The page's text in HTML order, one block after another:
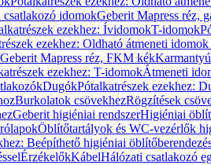
csatlakozó idomokGeberit Mapress réz,
ezekhez: ÍvidomokT-idomok
ezekhez: Oldható átmeneti
Mapress réz, FKM kék
ezekhez: T-idomokÁtmeneti
DugókPótalkatrészek ezekhez:
Burkolatok csövekhezRögzítések
Geberit higiéniai rendszerHigiéniai
Öblítőtartályok és WC-vezérlők
Beépíthető higiéniai
ÉrzékelőkKábelHálózati csatlakozó